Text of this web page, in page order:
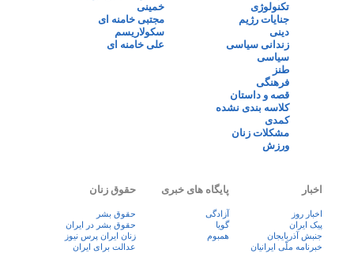
تکنولوژی
جنایات رژیم
دینی
زندانی سیاسی
سیاسی
طنز
فرهنگی
قصه و داستان
کلاسه بندی نشده
کمدی
مشکلات زنان
ورزش
خمینی
مجتبی خامنه ای
سکولاریسم
علی خامنه ای
اخبار
اخبار روز
پيک ايران
جنبش آذربایجان
خبرنامه ملّی ایرانیان
پایگاه های خبری
آزادگی
گویا
همبوم
حقوق زنان
حقوق بشر
حقوق بشر در ایران
زنان ايران پرس نيوز
عدالت برای ایران